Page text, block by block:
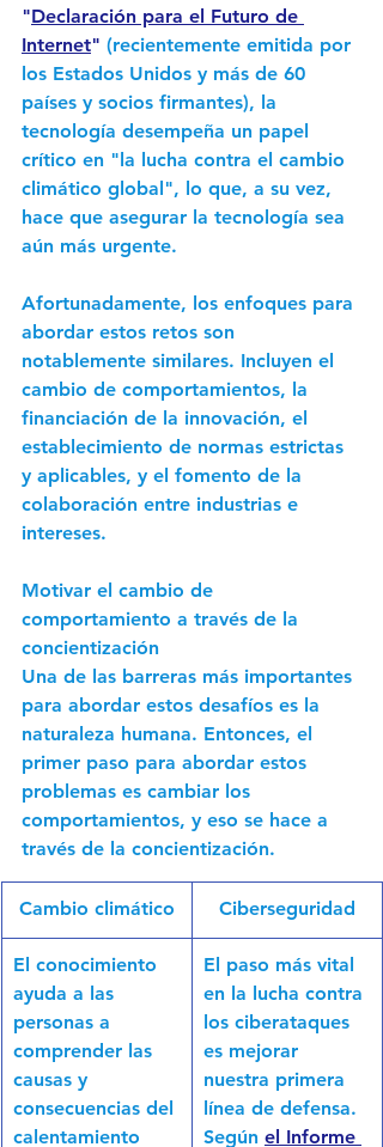
"Declaración para el Futuro de
Internet" (recientemente emitida por
los Estados Unidos y más de 60
países y socios firmantes), la
tecnología desempeña un papel
crítico en "la lucha contra el cambio
climático global", lo que, a su vez,
hace que asegurar la tecnología sea
aún más urgente.
Afortunadamente, los enfoques para
abordar estos retos son
notablemente similares. Incluyen el
cambio de comportamientos, la
financiación de la innovación, el
establecimiento de normas estrictas
y aplicables, y el fomento de la
colaboración entre industrias e
intereses.
Motivar el cambio de
comportamiento a través de la
concientización
Una de las barreras más importantes
para abordar estos desafíos es la
naturaleza humana. Entonces, el
primer paso para abordar estos
problemas es cambiar los
comportamientos, y eso se hace a
través de la concientización.
Cambio climático Ciberseguridad
​El conocimiento
ayuda a las
personas a
comprender las
causas y
consecuencias del
calentamiento
El paso más vital
en la lucha contra
los ciberataques
es mejorar
nuestra primera
línea de defensa.
Según el Informe